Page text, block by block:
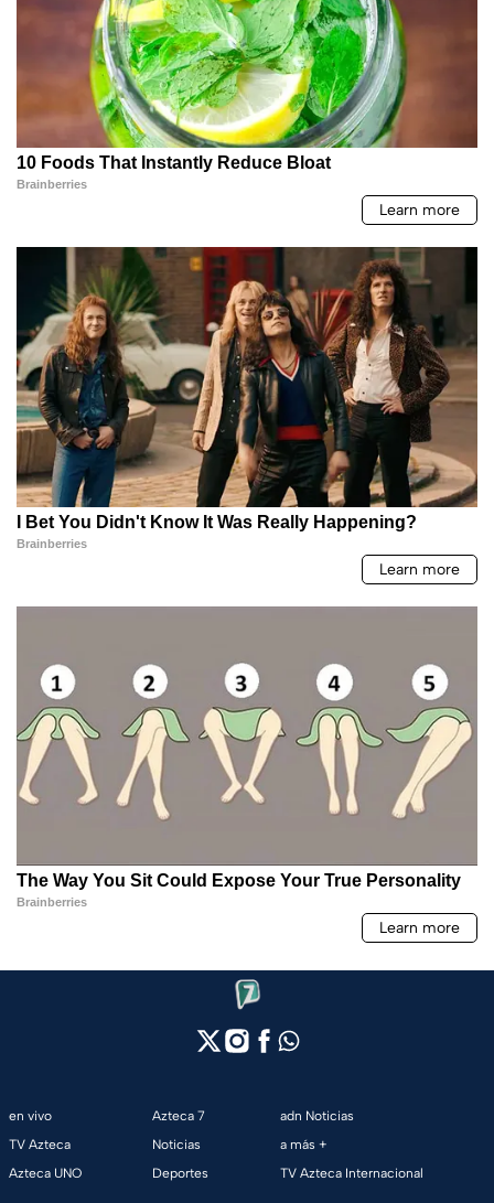
en vivo
TV Azteca
Azteca UNO
Azteca 7
Noticias
Deportes
adn Noticias
a más +
TV Azteca Internacional